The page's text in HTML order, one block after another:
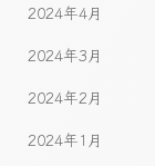
2024年4月
2024年3月
2024年2月
2024年1月